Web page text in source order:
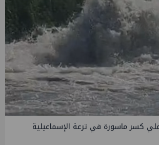
صفقة إماراتية جديدة في الساحل الشمالي ب135 مليار جنيه